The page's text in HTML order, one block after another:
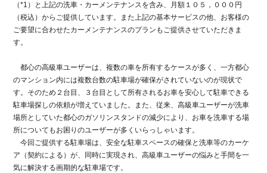
（*1）と上記の洗車・カーメンテナンスを含み、月額１０５，０００円
（税込）からご提供しています。また上記の基本サービスの他、お客様の
ご要望に合わせたカーメンテナンスのプランもご提供させていただきま
す。
都心の高級車ユーザーは、複数の車を所有するケースが多く、一方都心
のマンション内には複数台数の駐車場が確保がされていないのが現状で
す。そのため２台目、３台目として所有されるお車を安心して駐車できる
駐車場探しの依頼が増えていました。また、従来、高級車ユーザーが洗車
場所としていた都心のガソリンスタンドの減少により、お車を洗車する場
所についてもお困りのユーザーが多くいらっしゃいます。
今回ご提供する駐車場は、安全な駐車スペースの確保と洗車等のカーケ
ア（契約による）が、同時に実現され、高級車ユーザーの悩みと手間を一
気に解決する画期的な駐車場です。